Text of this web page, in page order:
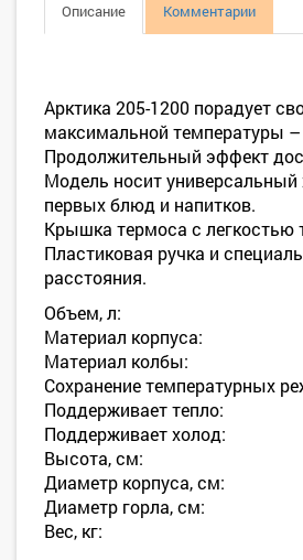
Описание Комментарии
Арктика 205-1200 порадует
максимальной температуры
Продолжительный эффект
Модель носит универсальный
первых блюд и напитков.
Крышка термоса с
Пластиковая ручка и
расстояния.
Объем, л:
Материал корпуса:
Материал колбы:
Сохранение температурных
Поддерживает тепло:
Поддерживает холод:
Высота, см:
Диаметр корпуса, см:
Диаметр горла, см:
Вес, кг: